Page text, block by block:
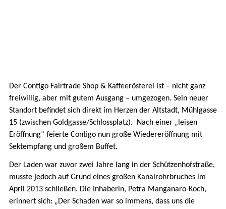
Der Contigo Fairtrade Shop & Kaffeerösterei ist – nicht ganz
freiwillig, aber mit gutem Ausgang – umgezogen. Sein neuer
Standort befindet sich direkt im Herzen der Altstadt, Mühlgasse
15 (zwischen Goldgasse/Schlossplatz). Nach einer „leisen
Eröffnung“ feierte Contigo nun große Wiedereröffnung mit
Sektempfang und großem Buffet.
Der Laden war zuvor zwei Jahre lang in der Schützenhofstraße,
musste jedoch auf Grund eines großen Kanalrohrbruches im
April 2013 schließen. Die Inhaberin, Petra Manganaro-Koch,
erinnert sich: „Der Schaden war so immens, dass uns die